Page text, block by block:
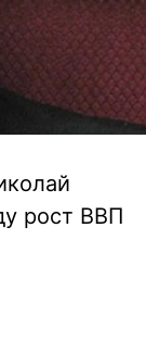
рост ВВП